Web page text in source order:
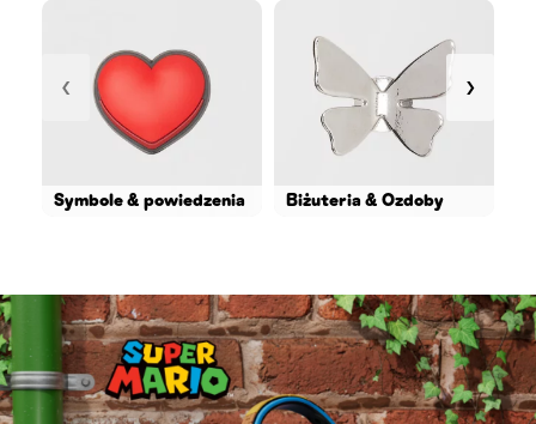
Symbole & powiedzenia Biżuteria & Ozdoby
‹ ›